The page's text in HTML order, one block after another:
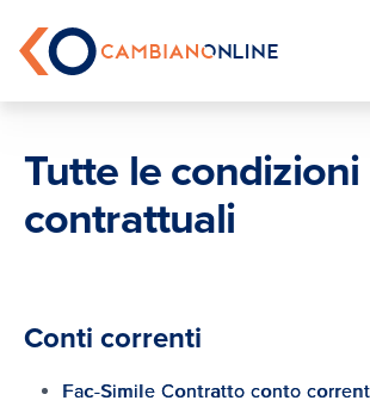
CambianOnline
Scegli la
Tutte le condizioni
contrattuali
Conti correnti
Fac-Simile Contratto conto